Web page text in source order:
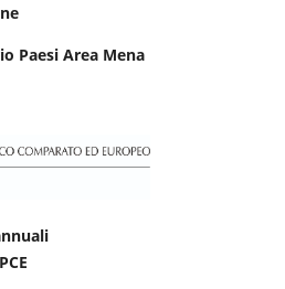
Paesi Area Mena